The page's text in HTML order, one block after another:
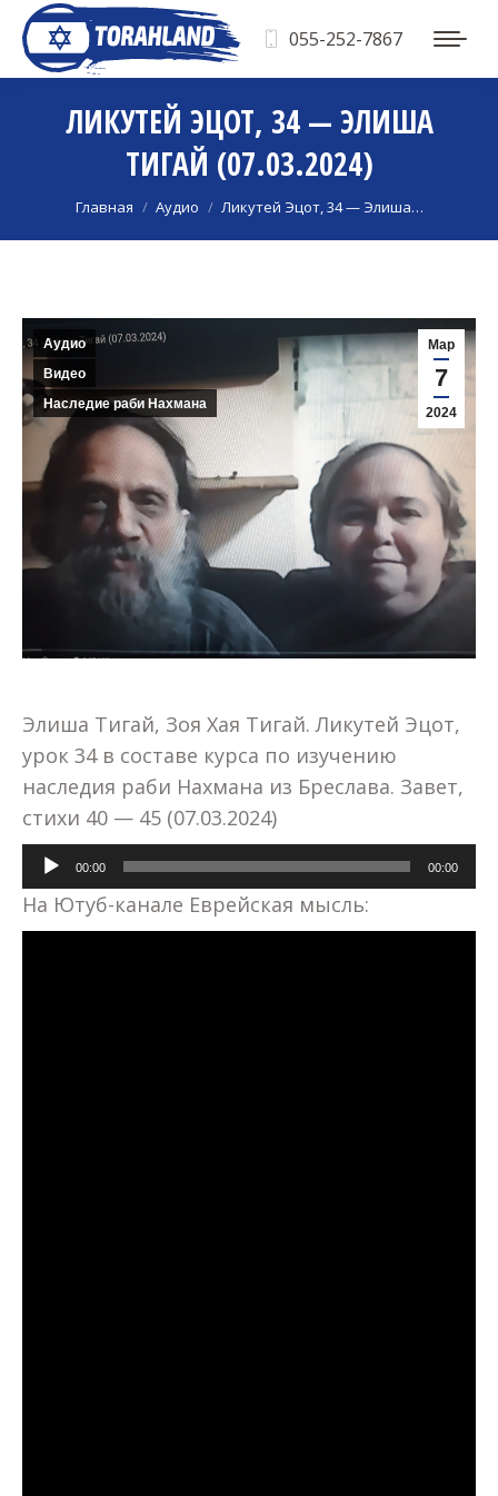
055-252-7867
ЛИКУТЕЙ ЭЦОТ, 34 — ЭЛИША
ТИГАЙ (07.03.2024)
Вы здесь:
Главная Аудио Ликутей Эцот, 34 — Элиша…
Мар
7
2024
Аудио
Видео
Наследие раби Нахмана
Элиша Тигай, Зоя Хая Тигай. Ликутей Эцот,
урок 34 в составе курса по изучению
наследия раби Нахмана из Бреслава. Завет,
стихи 40 — 45 (07.03.2024)
Аудиоплеер
00:00 00:00
На Ютуб-канале Еврейская мысль: